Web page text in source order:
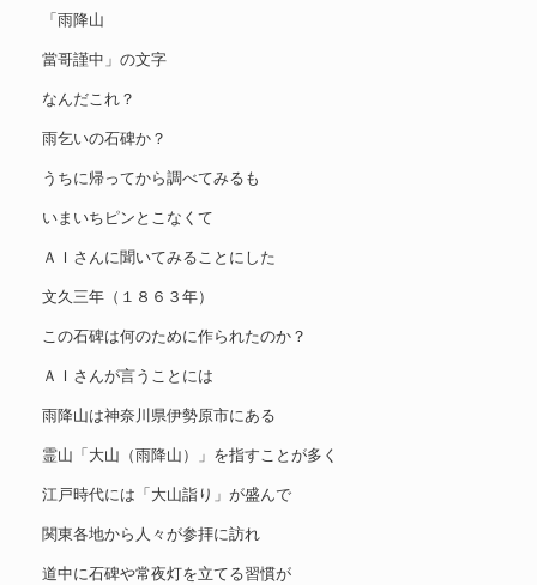
「雨降山
當哥謹中」の文字
なんだこれ？
雨乞いの石碑か？
うちに帰ってから調べてみるも
いまいちピンとこなくて
ＡＩさんに聞いてみることにした
文久三年（１８６３年）
この石碑は何のために作られたのか？
ＡＩさんが言うことには
雨降山は神奈川県伊勢原市にある
霊山「大山（雨降山）」を指すことが多く
江戸時代には「大山詣り」が盛んで
関東各地から人々が参拝に訪れ
道中に石碑や常夜灯を立てる習慣が